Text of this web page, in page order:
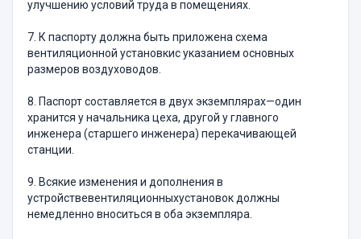
улучшению условий труда в помещениях.
7. К паспорту должна быть приложена схема
вентиляционной установкис указанием основных
размеров воздуховодов.
8. Паспорт составляется в двух экземплярах—один
хранится у начальника цеха, другой у главного
инженера (старшего инженера) перекачивающей
станции.
9. Всякие изменения и дополнения в
устройствевентиляционныхустановок должны
немедленно вноситься в оба экземпляра.